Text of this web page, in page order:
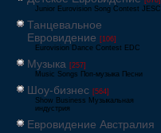
Junior Eurovision Song Contest JESC
Танцевальное
Евровидение [106]
Eurovision Dance Contest EDC
Музыка [257]
Music Songs Поп-музыка Песни
Шоу-бизнес [564]
Show Business Музыкальная
индустрия
Евровидение Австралия